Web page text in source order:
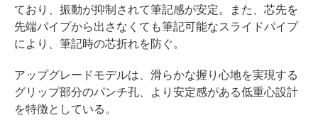
ており、振動が抑制されて筆記感が安定。また、芯先を
先端パイプから出さなくても筆記可能なスライドパイプ
により、筆記時の芯折れを防ぐ。
アップグレードモデルは、滑らかな握り心地を実現する
グリップ部分のパンチ孔、より安定感がある低重心設計
を特徴としている。